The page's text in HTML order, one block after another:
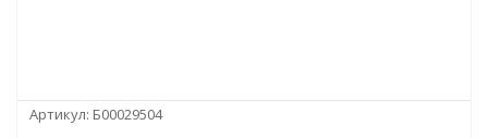
Артикул: Б00029504